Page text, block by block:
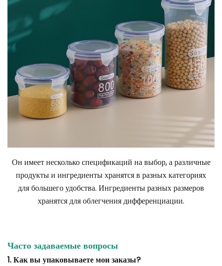
Он имеет несколько спецификаций на выбор, а различные
продукты и ингредиенты хранятся в разных категориях
для большего удобства. Ингредиенты разных размеров
хранятся для облегчения дифференциации.
Часто задаваемые вопросы
1. Как вы упаковываете мои заказы?